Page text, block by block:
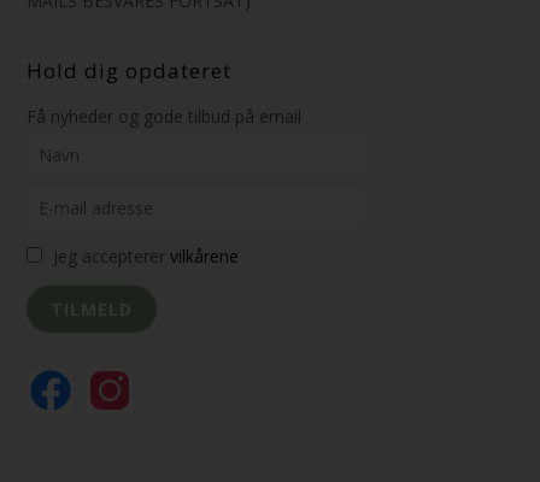
Hold dig opdateret
Få nyheder og gode tilbud på email
Jeg accepterervilkårene